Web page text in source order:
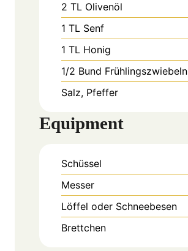
2 TL Olivenöl
1 TL Senf
1 TL Honig
1/2 Bund Frühlingszwiebeln
Salz, Pfeffer
Equipment
Schüssel
Messer
Löffel oder Schneebesen
Brettchen